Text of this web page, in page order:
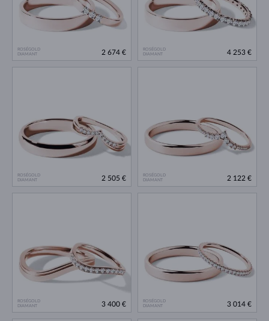
ROSÉGOLD
DIAMANT
2 674 €
ROSÉGOLD
DIAMANT
4 253 €
ROSÉGOLD
DIAMANT
2 505 €
ROSÉGOLD
DIAMANT
2 122 €
ROSÉGOLD
DIAMANT
3 400 €
ROSÉGOLD
DIAMANT
3 014 €